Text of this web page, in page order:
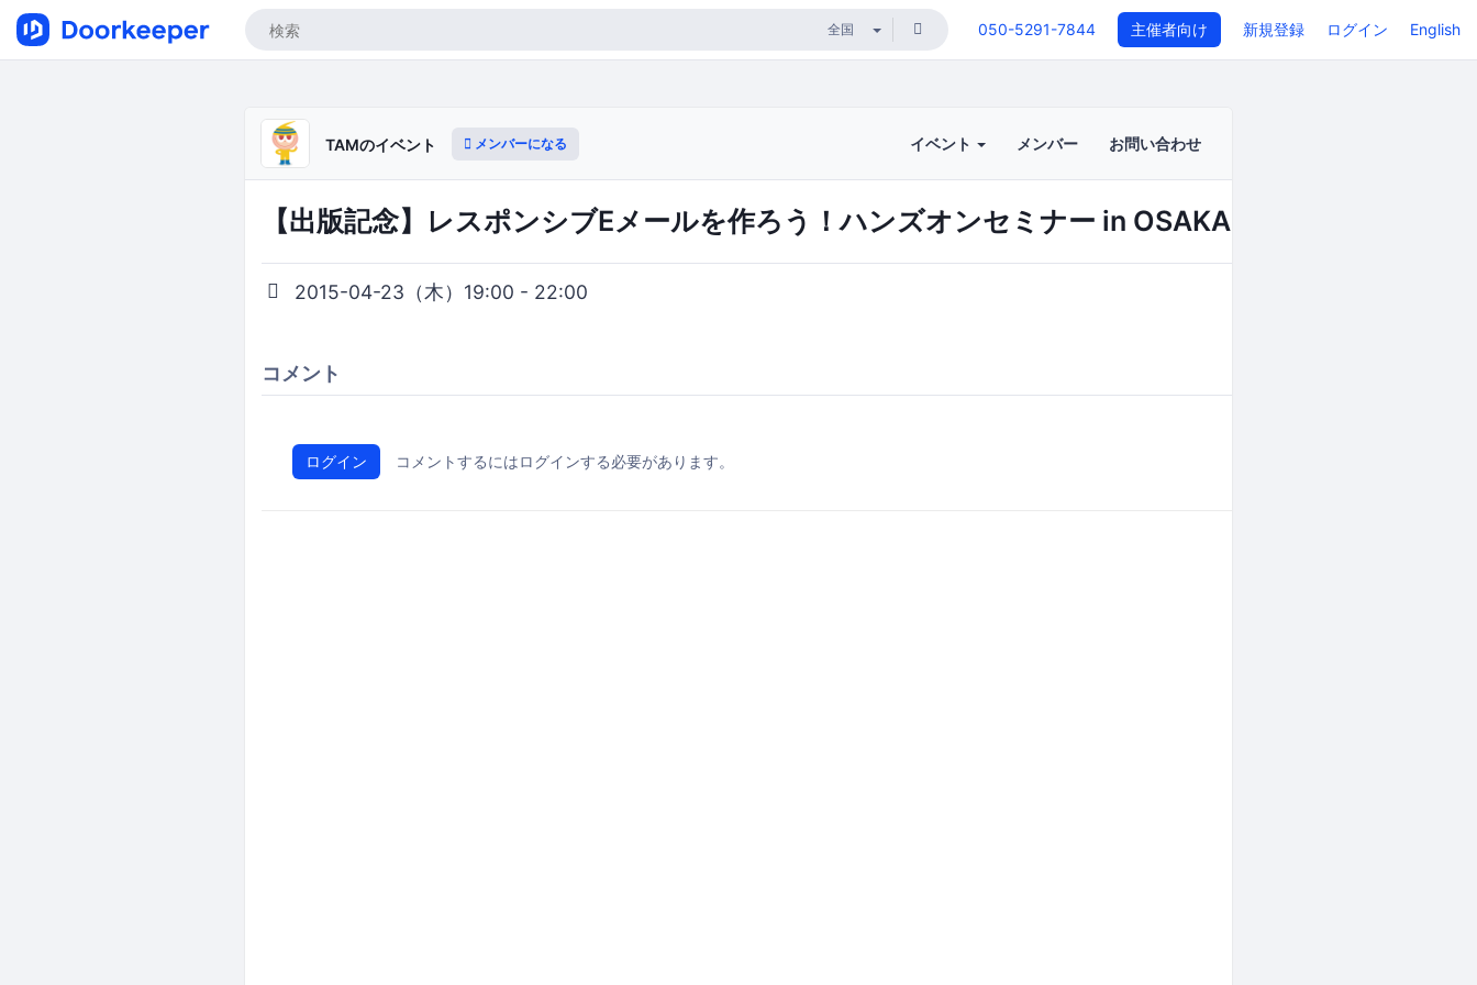
050-5291-7844 主催者向け 新規登録 ログイン English
TAMのイベント メンバーになる イベント メンバー お問い合わせ
【出版記念】レスポンシブEメールを作ろう！ハンズオンセミナー in OSAKA
2015-04-23（木）19:00 - 22:00
コメント
ログイン コメントするにはログインする必要があります。